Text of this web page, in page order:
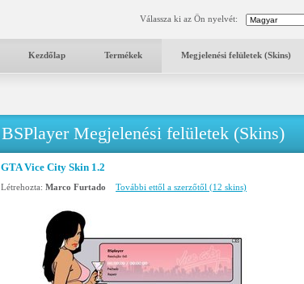
Válassza ki az Ön nyelvét:
Kezdőlap Termékek Megjelenési felületek (Skins)
BSPlayer Megjelenési felületek (Skins)
GTA Vice City Skin 1.2
Létrehozta: Marco Furtado További ettől a szerzőtől (12 skins)